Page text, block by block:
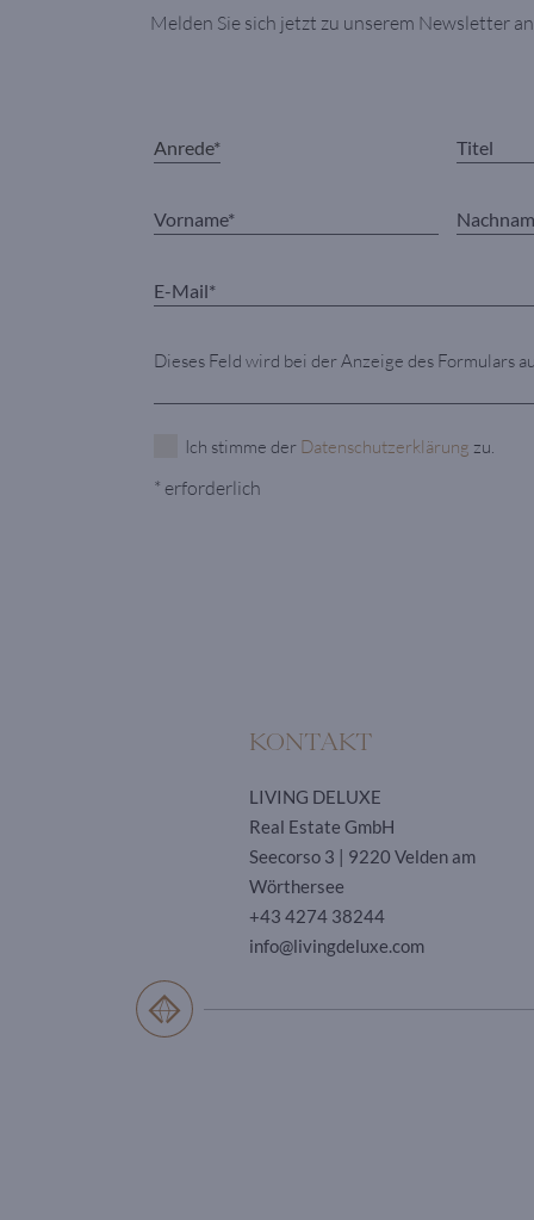
Melden Sie sich jetzt zu unserem Newsletter
Dieses Feld wird bei der Anzeige des Formulars
Ich stimme der Datenschutzerklärung zu.
* erforderlich
KONTAKT
LIVING DELUXE
Real Estate GmbH
Seecorso 3 | 9220 Velden am
Wörthersee
+43 4274 38244
info@livingdeluxe.com